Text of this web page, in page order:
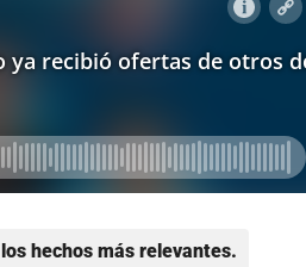
hechos más relevantes.